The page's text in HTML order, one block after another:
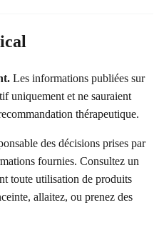
Les informations publiées sur
uniquement et ne sauraient
thérapeutique.
des décisions prises par
fournies. Consultez un
toute utilisation de produits
allaitez, ou prenez des